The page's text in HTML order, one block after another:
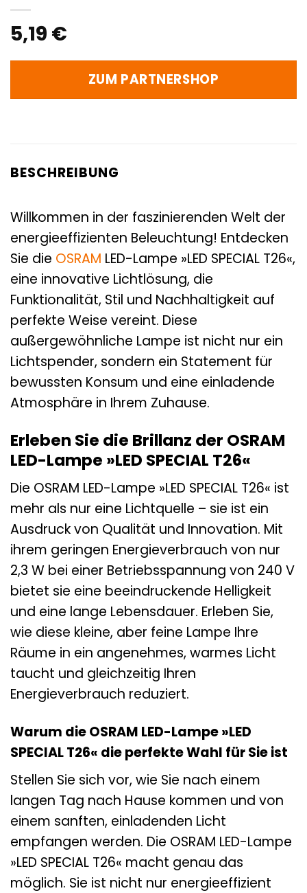
5,19 €
ZUM PARTNERSHOP
BESCHREIBUNG
Willkommen in der faszinierenden Welt der
energieeffizienten Beleuchtung! Entdecken
Sie die OSRAM LED-Lampe »LED SPECIAL T26«,
eine innovative Lichtlösung, die
Funktionalität, Stil und Nachhaltigkeit auf
perfekte Weise vereint. Diese
außergewöhnliche Lampe ist nicht nur ein
Lichtspender, sondern ein Statement für
bewussten Konsum und eine einladende
Atmosphäre in Ihrem Zuhause.
Erleben Sie die Brillanz der OSRAM
LED-Lampe »LED SPECIAL T26«
Die OSRAM LED-Lampe »LED SPECIAL T26« ist
mehr als nur eine Lichtquelle – sie ist ein
Ausdruck von Qualität und Innovation. Mit
ihrem geringen Energieverbrauch von nur
2,3 W bei einer Betriebsspannung von 240 V
bietet sie eine beeindruckende Helligkeit
und eine lange Lebensdauer. Erleben Sie,
wie diese kleine, aber feine Lampe Ihre
Räume in ein angenehmes, warmes Licht
taucht und gleichzeitig Ihren
Energieverbrauch reduziert.
Warum die OSRAM LED-Lampe »LED
SPECIAL T26« die perfekte Wahl für Sie ist
Stellen Sie sich vor, wie Sie nach einem
langen Tag nach Hause kommen und von
einem sanften, einladenden Licht
empfangen werden. Die OSRAM LED-Lampe
»LED SPECIAL T26« macht genau das
möglich. Sie ist nicht nur energieeffizient